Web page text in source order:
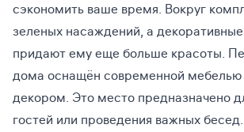
сэкономить ваше время. Вокруг
зеленых насаждений, а
придают ему еще больше красоты.
дома оснащён современной
декором. Это место предназначено
гостей или проведения важных бесед.